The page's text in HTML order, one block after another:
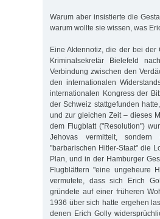
Warum aber insistierte die
warum wollte sie wissen, was
Eine Aktennotiz, die der bei
Kriminalsekretär Bielefeld
Verbindung zwischen den
den internationalen
internationalen Kongress der
der Schweiz stattgefunden
und zur gleichen Zeit – dieses
dem Flugblatt ("Resolution")
Jehovas vermittelt,
"barbarischen Hitler-Staat" die
Plan, und in der Hamburger
Flugblättern "eine ungeheure
vermutete, dass sich Erich
gründete auf einer früheren
1936 über sich hatte ergehen
denen Erich Golly